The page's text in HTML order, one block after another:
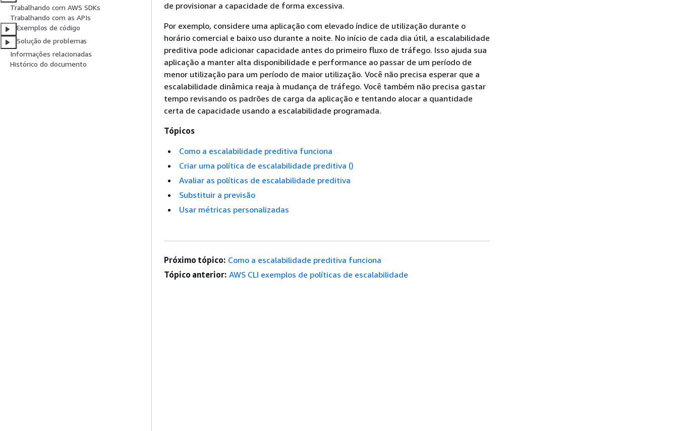
Trabalhando com AWS SDKs
Trabalhando com as APIs
Exemplos de código
Solução de problemas
Informações relacionadas
Histórico do documento
de provisionar a capacidade de forma excessiva.
Por exemplo, considere uma aplicação com elevado índice de utilização durante o
horário comercial e baixo uso durante a noite. No início de cada dia útil, a escalabilidade
preditiva pode adicionar capacidade antes do primeiro fluxo de tráfego. Isso ajuda sua
aplicação a manter alta disponibilidade e performance ao passar de um período de
menor utilização para um período de maior utilização. Você não precisa esperar que a
escalabilidade dinâmica reaja à mudança de tráfego. Você também não precisa gastar
tempo revisando os padrões de carga da aplicação e tentando alocar a quantidade
certa de capacidade usando a escalabilidade programada.
Tópicos
Como a escalabilidade preditiva funciona
Criar uma política de escalabilidade preditiva ()
Avaliar as políticas de escalabilidade preditiva
Substituir a previsão
Usar métricas personalizadas
Próximo tópico: Como a escalabilidade preditiva funciona
Tópico anterior: AWS CLI exemplos de políticas de escalabilidade